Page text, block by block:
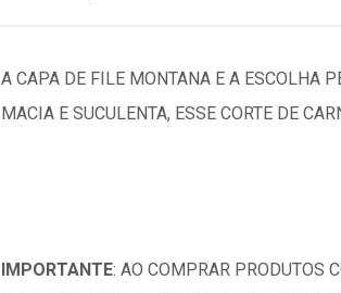
A CAPA DE FILE MONTANA E A ESCOLHA
MACIA E SUCULENTA, ESSE CORTE DE
IMPORTANTE: AO COMPRAR PRODUTOS